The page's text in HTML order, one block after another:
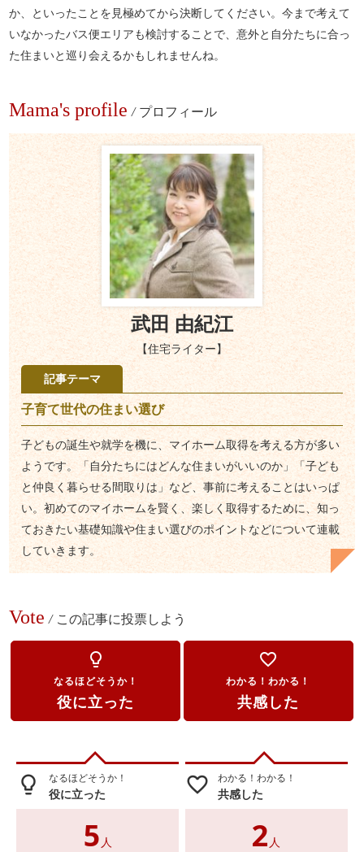
か、といったことを見極めてから決断してください。今まで考えて
いなかったバス便エリアも検討することで、意外と自分たちに合っ
た住まいと巡り会えるかもしれませんね。
Mama's profile / プロフィール
武田 由紀江
【住宅ライター】
記事テーマ
子育て世代の住まい選び
子どもの誕生や就学を機に、マイホーム取得を考える方が多い
ようです。「自分たちにはどんな住まいがいいのか」「子ども
と仲良く暮らせる間取りは」など、事前に考えることはいっぱ
い。初めてのマイホームを賢く、楽しく取得するために、知っ
ておきたい基礎知識や住まい選びのポイントなどについて連載
していきます。
Vote / この記事に投票しよう
lightbulb_outline
なるほどそうか！
役に立った
favorite_border
わかる！わかる！
共感した
lightbulb_outline なるほどそうか！
役に立った
5 人
favorite_border わかる！わかる！
共感した
2 人